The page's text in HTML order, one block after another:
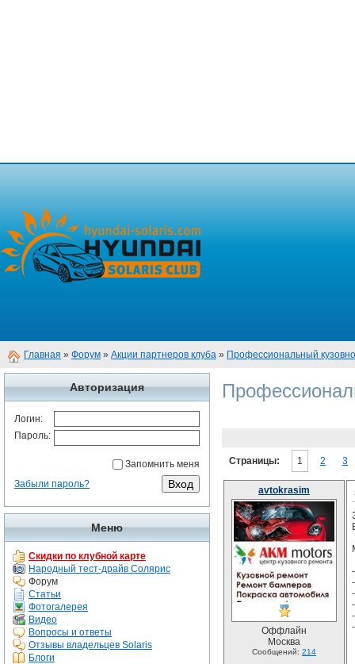
Главная » Форум » Акции партнеров клуба » Профессиональный
Авторизация
Логин:
Пароль:
Запомнить меня
Забыли пароль?
Меню
Скидки по клубной карте
Народный тест-драйв Солярис
Форум
Статьи
Фотогалерея
Видео
Вопросы и ответы
Отзывы владельцев Solaris
Блоги
Страницы: 1 2 3
avtokrasim
Оффлайн
Москва
Сообщений: 214